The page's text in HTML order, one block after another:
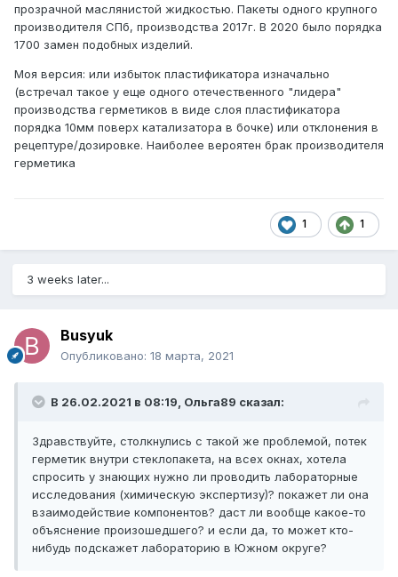
прозрачной маслянистой жидкостью. Пакеты одного крупного
производителя СПб, производства 2017г. В 2020 было порядка
1700 замен подобных изделий.
Моя версия: или избыток пластификатора изначально
(встречал такое у еще одного отечественного "лидера"
производства герметиков в виде слоя пластификатора
порядка 10мм поверх катализатора в бочке) или отклонения в
рецептуре/дозировке. Наиболее вероятен брак производителя
герметика
1 1
3 weeks later...
Busyuk
Опубликовано: 18 марта, 2021
В 26.02.2021 в 08:19, Ольга89 сказал:
Здравствуйте, столкнулись с такой же проблемой, потек
герметик внутри стеклопакета, на всех окнах, хотела
спросить у знающих нужно ли проводить лабораторные
исследования (химическую экспертизу)? покажет ли она
взаимодействие компонентов? даст ли вообще какое-то
объяснение произошедшего? и если да, то может кто-
нибудь подскажет лабораторию в Южном округе?